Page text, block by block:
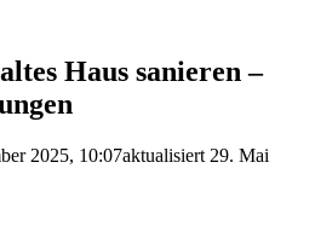
Haus sanieren –
2025, 10:07aktualisiert 29. Mai